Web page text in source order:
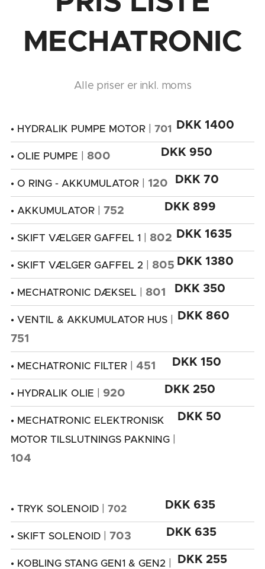
MECHATRONIC
Alle priser er inkl. moms
• HYDRALIK PUMPE MOTOR 701 DKK 1400
• OLIE PUMPE 800 DKK 950
• O RING - AKKUMULATOR 120 DKK 70
• AKKUMULATOR 752 DKK 899
• SKIFT VÆLGER GAFFEL 1 802 DKK 1635
• SKIFT VÆLGER GAFFEL 2 805 DKK 1380
• MECHATRONIC DÆKSEL 801 DKK 350
• VENTIL & AKKUMULATOR HUS
751
DKK 860
• MECHATRONIC FILTER 451 DKK 150
• HYDRALIK OLIE 920 DKK 250
• MECHATRONIC ELEKTRONISK
MOTOR TILSLUTNINGS PAKNING
104
DKK 50
• TRYK SOLENOID 702 DKK 635
• SKIFT SOLENOID 703 DKK 635
• KOBLING STANG GEN1 & GEN2 DKK 255